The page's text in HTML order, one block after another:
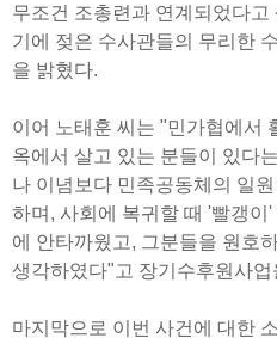
무조건 조총련과 연계되었다
기에 젖은 수사관들의 무리한
을 밝혔다.
이어 노태훈 씨는 "민가협에서
옥에서 살고 있는 분들이 있다
나 이념보다 민족공동체의 일
하며, 사회에 복귀할 때 '빨갱이
에 안타까웠고, 그분들을 원호
생각하였다"고 장기수후원사
마지막으로 이번 사건에 대한